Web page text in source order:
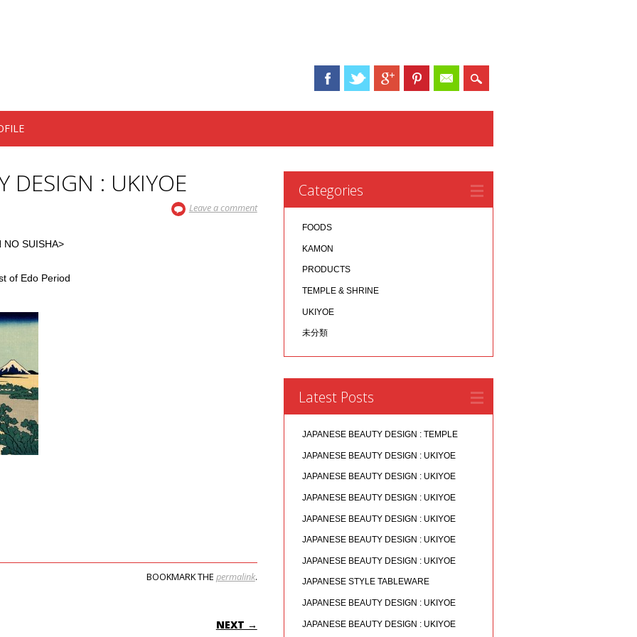
DESIGN : UKIYOE
Leave a comment
SUISHA>
of Edo Period
BOOKMARK THE permalink.
NEXT →
Categories
FOODS
KAMON
PRODUCTS
TEMPLE & SHRINE
UKIYOE
未分類
Latest Posts
JAPANESE BEAUTY DESIGN : TEMPLE
JAPANESE BEAUTY DESIGN : UKIYOE
JAPANESE BEAUTY DESIGN : UKIYOE
JAPANESE BEAUTY DESIGN : UKIYOE
JAPANESE BEAUTY DESIGN : UKIYOE
JAPANESE BEAUTY DESIGN : UKIYOE
JAPANESE BEAUTY DESIGN : UKIYOE
JAPANESE STYLE TABLEWARE
JAPANESE BEAUTY DESIGN : UKIYOE
JAPANESE BEAUTY DESIGN : UKIYOE